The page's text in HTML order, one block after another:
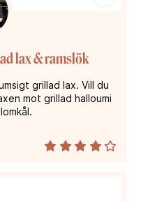
lax & ramslök
grillad lax. Vill du
mot grillad halloumi